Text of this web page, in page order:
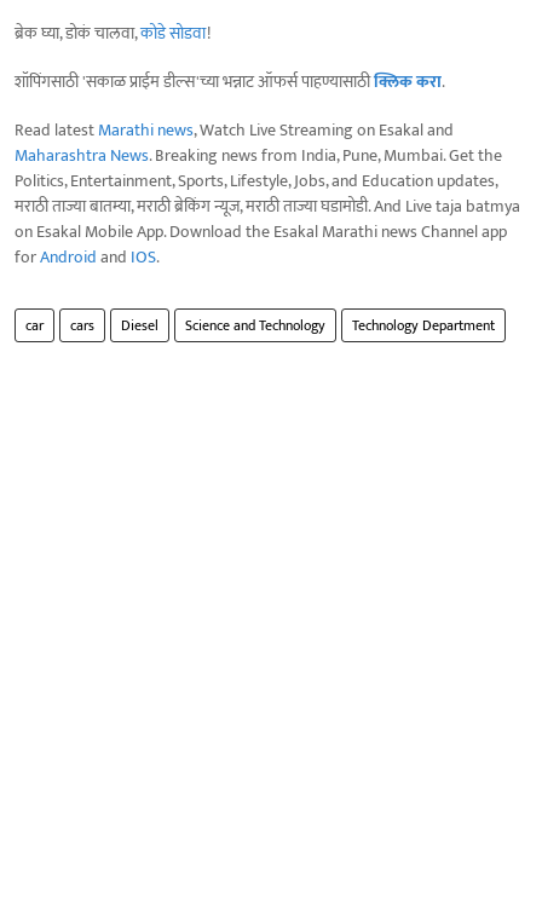
ब्रेक घ्या, डोकं चालवा,कोडे सोडवा!
शॉपिंगसाठी 'सकाळ प्राईम डील्स'च्या भन्नाट ऑफर्स पाहण्यासाठीक्लिक करा.
Read latestMarathi news, Watch Live Streaming on Esakal and
Maharashtra News. Breaking news from India, Pune, Mumbai. Get the
Politics, Entertainment, Sports, Lifestyle, Jobs, and Education updates,
मराठी ताज्या बातम्या, मराठी ब्रेकिंग न्यूज, मराठी ताज्या घडामोडी. And Live taja batmya
on Esakal Mobile App. Download the Esakal Marathi news Channel app
forAndroidand IOS.
car cars Diesel Science and Technology Technology Department